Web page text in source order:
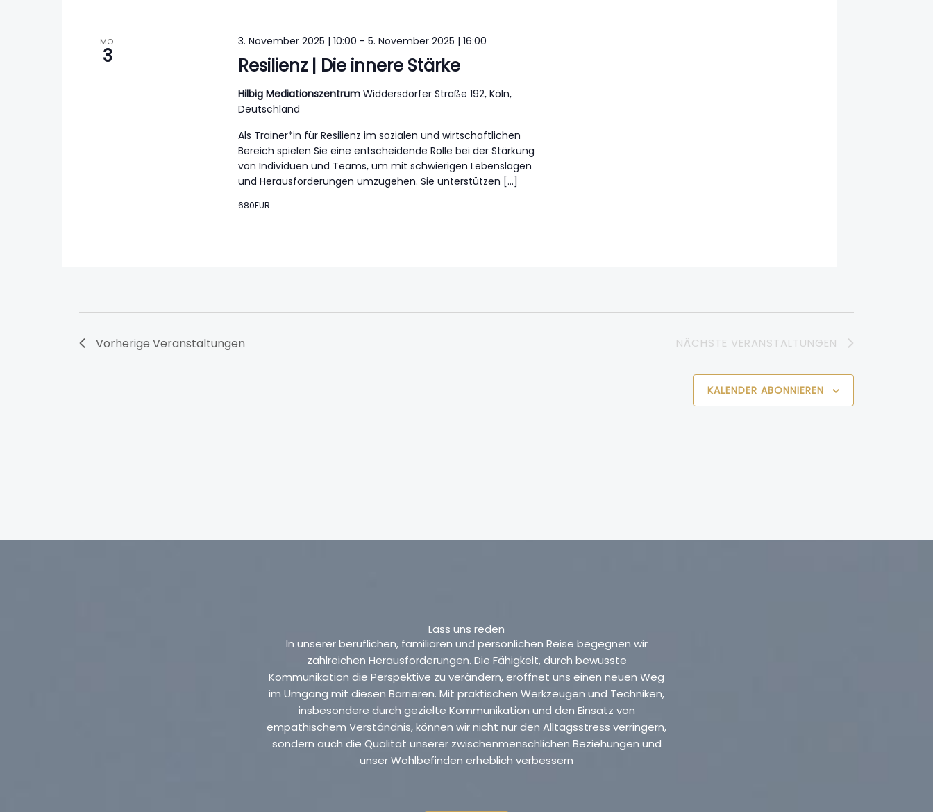
MO.
3 Resilienz | Die innere Stärke
3. November 2025 | 10:00 -5. November 2025 | 16:00
Hilbig MediationszentrumWiddersdorfer Straße 192, Köln,
Deutschland
Als Trainer*in für Resilienz im sozialen und wirtschaftlichen
Bereich spielen Sie eine entscheidende Rolle bei der Stärkung
von Individuen und Teams, um mit schwierigen Lebenslagen
und Herausforderungen umzugehen. Sie unterstützen […]
680EUR
Vorherige Veranstaltungen NÄCHSTE VERANSTALTUNGEN
KALENDER ABONNIEREN
Lass uns reden
In unserer beruflichen, familiären und persönlichen Reise begegnen wir
zahlreichen Herausforderungen. Die Fähigkeit, durch bewusste
Kommunikation die Perspektive zu verändern, eröffnet uns einen neuen Weg
im Umgang mit diesen Barrieren. Mit praktischen Werkzeugen und Techniken,
insbesondere durch gezielte Kommunikation und den Einsatz von
empathischem Verständnis, können wir nicht nur den Alltagsstress verringern,
sondern auch die Qualität unserer zwischenmenschlichen Beziehungen und
unser Wohlbefinden erheblich verbessern